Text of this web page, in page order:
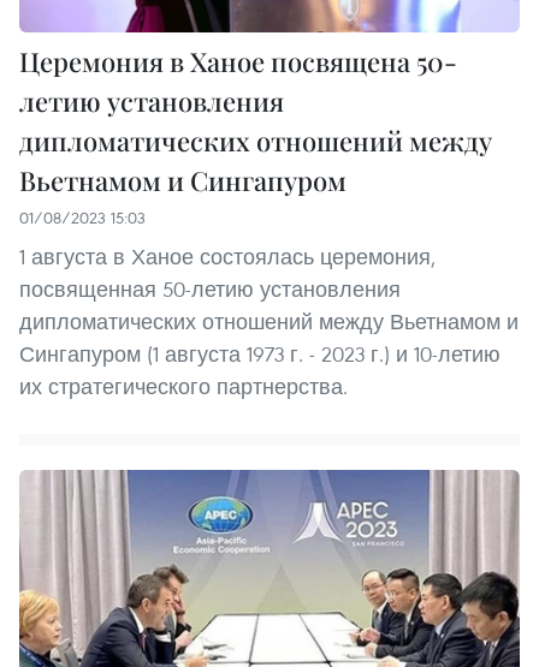
Церемония в Ханое посвящена 50-
летию установления
дипломатических отношений между
Вьетнамом и Сингапуром
01/08/2023 15:03
1 августа в Ханое состоялась церемония,
посвященная 50-летию установления
дипломатических отношений между Вьетнамом и
Сингапуром (1 августа 1973 г. - 2023 г.) и 10-летию
их стратегического партнерства.